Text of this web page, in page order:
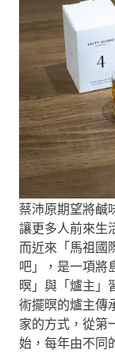
蔡沛原期望將鹹
讓更多人前來生
而近來「馬祖國
吧」，是一項將
暝」與「爐主」
術擺暝的爐主傳
家的方式，從第
始，每年由不同